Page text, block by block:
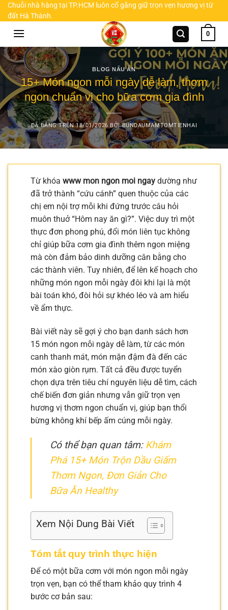
Chuyển
đến
Chuỗi nhà hàng tại TP.HCM luôn cố gắng giữ trọn vẹn hương vị từ
đất Hà Thành.
0
BLOG NẤU ĂN
15+ Món ngon mỗi ngày dễ làm, thơm
ngon chuẩn vị cho bữa cơm gia đình
ĐÃ ĐĂNG TRÊN18/01/2026 BỞIBUNDAUMAMTOMTIENHAI
Từ khóa www mon ngon moi ngay dường như
đã trở thành “cứu cánh” quen thuộc của các
chị em nội trợ mỗi khi đứng trước câu hỏi
muôn thuở “Hôm nay ăn gì?”. Việc duy trì một
thực đơn phong phú, đổi món liên tục không
chỉ giúp bữa cơm gia đình thêm ngon miệng
mà còn đảm bảo dinh dưỡng cân bằng cho
các thành viên. Tuy nhiên, để lên kế hoạch cho
những món ngon mỗi ngày đôi khi lại là một
bài toán khó, đòi hỏi sự khéo léo và am hiểu
về ẩm thực.
Bài viết này sẽ gợi ý cho bạn danh sách hơn
15 món ngon mỗi ngày dễ làm, từ các món
canh thanh mát, món mặn đậm đà đến các
món xào giòn rụm. Tất cả đều được tuyển
chọn dựa trên tiêu chí nguyên liệu dễ tìm, cách
chế biến đơn giản nhưng vẫn giữ trọn vẹn
hương vị thơm ngon chuẩn vị, giúp bạn thổi
bừng không khí bếp ấm cúng mỗi ngày.
Có thể bạn quan tâm: Khám
Phá 15+ Món Trộn Dầu Giấm
Thơm Ngon, Đơn Giản Cho
Bữa Ăn Healthy
Xem Nội Dung Bài Viết
Tóm tắt quy trình thực hiện
Để có một bữa cơm với món ngon mỗi ngày
trọn vẹn, bạn có thể tham khảo quy trình 4
bước cơ bản sau: